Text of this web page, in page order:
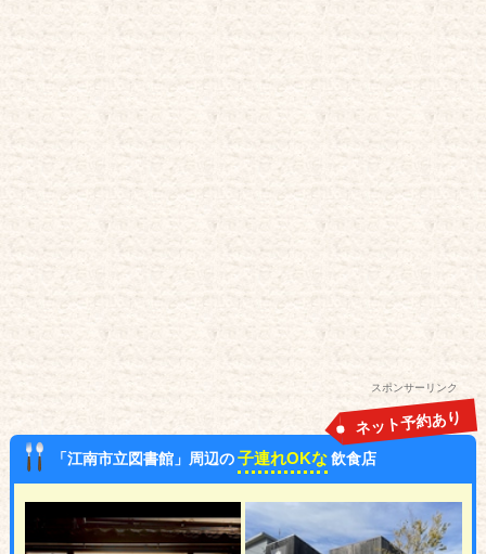
スポンサーリンク
「江南市立図書館」周辺の子連れOKな 飲食店
ネット予約あり